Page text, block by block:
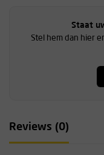
Staat
Stel hem dan hier
Reviews (0)